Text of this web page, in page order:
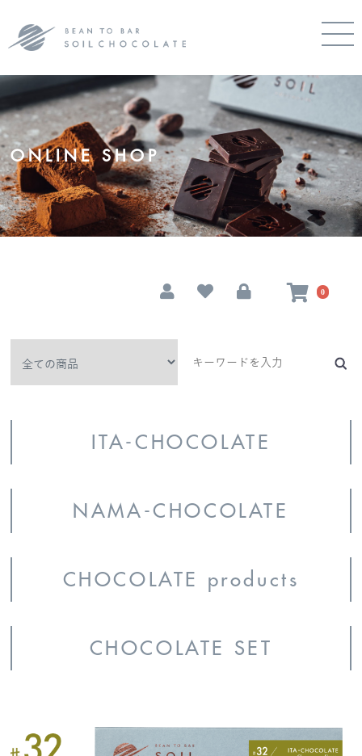
ONLINE SHOP
0
ITA-CHOCOLATE
NAMA-CHOCOLATE
CHOCOLATE products
CHOCOLATE SET